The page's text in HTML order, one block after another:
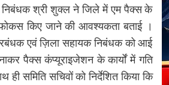
श्री शुक्ल ने जिले में एम पैक्स के
किए जाने की आवश्यकता बताई ।
एवं ज़िला सहायक निबंधक को आई
पैक्स कंप्यूराइजेशन के कार्यों में गति
ही समिति सचिवों को निर्देशित किया कि